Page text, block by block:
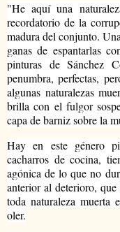
"He aquí una
recordatorio de la
madura del conjunto.
ganas de espantarlas
pinturas de Sánchez
penumbra, perfectas,
algunas naturalezas
brilla con el fulgor
capa de barniz sobre la
Hay en este género
cacharros de cocina,
agónica de lo que no
anterior al deterioro,
toda naturaleza muerta
oler.